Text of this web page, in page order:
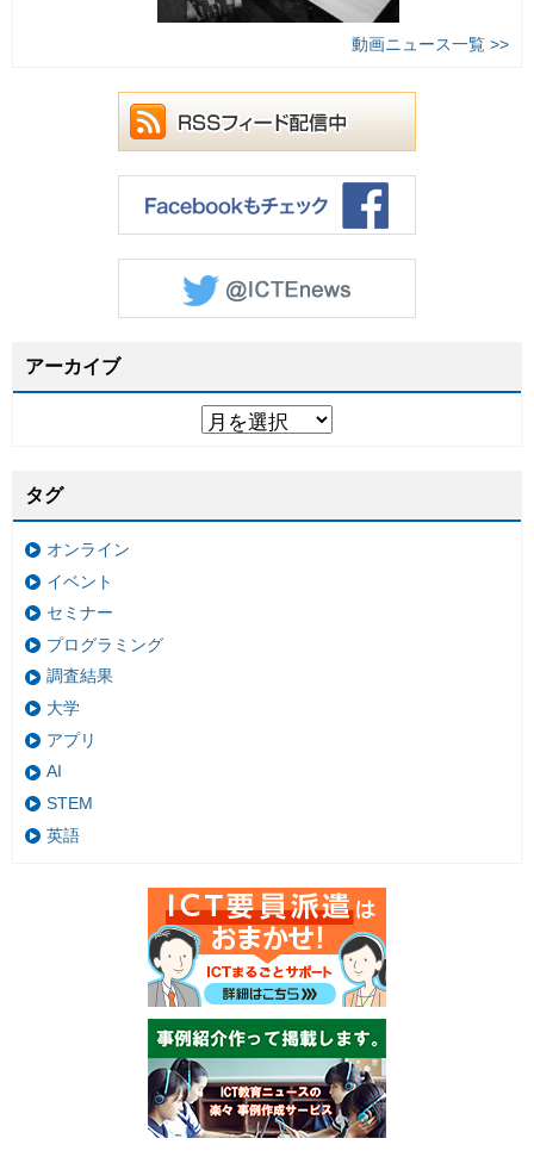
動画ニュース一覧 >>
アーカイブ
タグ
オンライン
イベント
セミナー
プログラミング
調査結果
大学
アプリ
AI
STEM
英語